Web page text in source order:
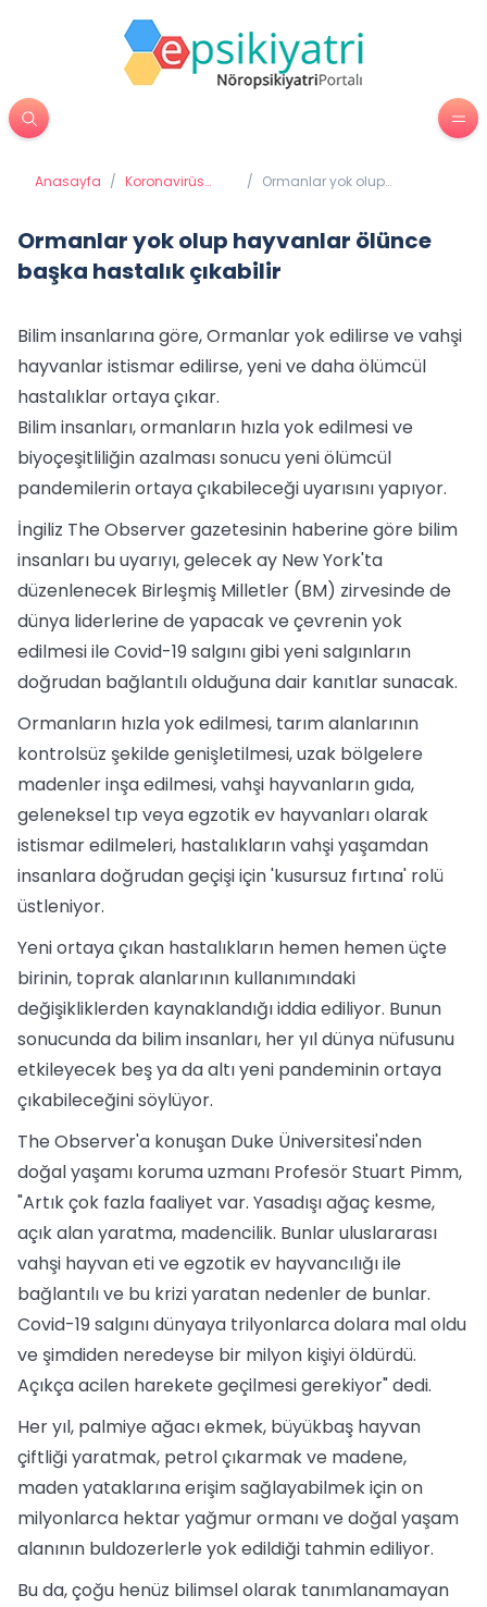
Anasayfa / Koronavirüs
/ Ormanlar yok olup
Ormanlar yok olup hayvanlar ölünce
başka hastalık çıkabilir
Bilim insanlarına göre, Ormanlar yok edilirse ve vahşi
hayvanlar istismar edilirse, yeni ve daha ölümcül
hastalıklar ortaya çıkar.
Bilim insanları, ormanların hızla yok edilmesi ve
biyoçeşitliliğin azalması sonucu yeni ölümcül
pandemilerin ortaya çıkabileceği uyarısını yapıyor.
İngiliz The Observer gazetesinin haberine göre bilim
insanları bu uyarıyı, gelecek ay New York'ta
düzenlenecek Birleşmiş Milletler (BM) zirvesinde de
dünya liderlerine de yapacak ve çevrenin yok
edilmesi ile Covid-19 salgını gibi yeni salgınların
doğrudan bağlantılı olduğuna dair kanıtlar sunacak.
Ormanların hızla yok edilmesi, tarım alanlarının
kontrolsüz şekilde genişletilmesi, uzak bölgelere
madenler inşa edilmesi, vahşi hayvanların gıda,
geleneksel tıp veya egzotik ev hayvanları olarak
istismar edilmeleri, hastalıkların vahşi yaşamdan
insanlara doğrudan geçişi için 'kusursuz fırtına' rolü
üstleniyor.
Yeni ortaya çıkan hastalıkların hemen hemen üçte
birinin, toprak alanlarının kullanımındaki
değişikliklerden kaynaklandığı iddia ediliyor. Bunun
sonucunda da bilim insanları, her yıl dünya nüfusunu
etkileyecek beş ya da altı yeni pandeminin ortaya
çıkabileceğini söylüyor.
The Observer'a konuşan Duke Üniversitesi'nden
doğal yaşamı koruma uzmanı Profesör Stuart Pimm,
"Artık çok fazla faaliyet var. Yasadışı ağaç kesme,
açık alan yaratma, madencilik. Bunlar uluslararası
vahşi hayvan eti ve egzotik ev hayvancılığı ile
bağlantılı ve bu krizi yaratan nedenler de bunlar.
Covid-19 salgını dünyaya trilyonlarca dolara mal oldu
ve şimdiden neredeyse bir milyon kişiyi öldürdü.
Açıkça acilen harekete geçilmesi gerekiyor" dedi.
Her yıl, palmiye ağacı ekmek, büyükbaş hayvan
çiftliği yaratmak, petrol çıkarmak ve madene,
maden yataklarına erişim sağlayabilmek için on
milyonlarca hektar yağmur ormanı ve doğal yaşam
alanının buldozerlerle yok edildiği tahmin ediliyor.
Bu da, çoğu henüz bilimsel olarak tanımlanamayan